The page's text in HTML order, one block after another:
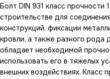
Болт DIN 931 класс прочности
строительстве для
конструкций, фиксации
кровли, а также разного рода
обладает необходимой
использовать его в тяжелых
внешних воздействиях. Класс